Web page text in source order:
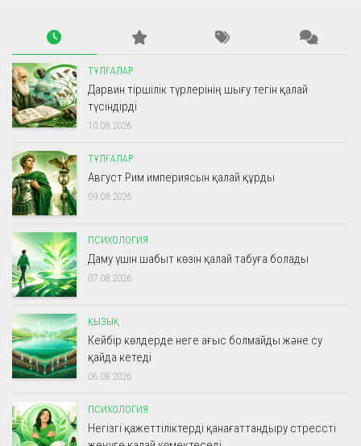
ТҰЛҒАЛАР
Дарвин тіршілік түрлерінің шығу тегін қалай
түсіндірді
10.08.2026
ТҰЛҒАЛАР
Август Рим империясын қалай құрды
09.08.2026
ПСИХОЛОГИЯ
Даму үшін шабыт көзін қалай табуға болады
07.08.2026
ҚЫЗЫҚ
Кейбір көлдерде неге ағыс болмайды және су
қайда кетеді
06.08.2026
ПСИХОЛОГИЯ
Негізгі қажеттіліктерді қанағаттандыру стрессті